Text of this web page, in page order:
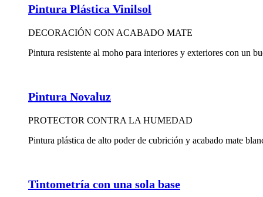
Pintura Plástica Vinilsol
DECORACIÓN CON ACABADO MATE
Pintura resistente al moho para interiores y exteriores con un
Pintura Novaluz
PROTECTOR CONTRA LA HUMEDAD
Pintura plástica de alto poder de cubrición y acabado mate
Tintometría con una sola base